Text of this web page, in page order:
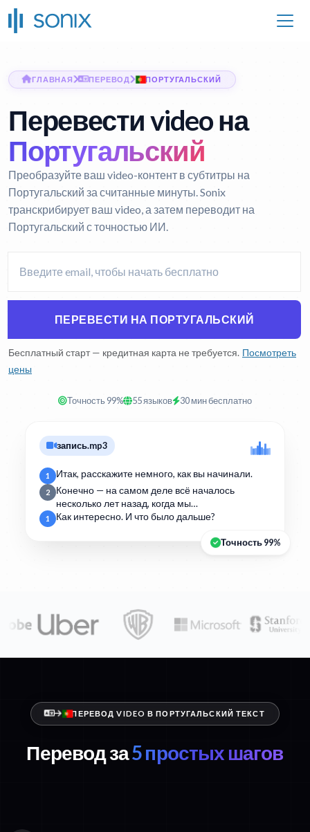
ГЛАВНАЯ ПЕРЕВОД ПОРТУГАЛЬСКИЙ
Перевести video на
Португальский
Преобразуйте ваш video-контент в субтитры на
Португальский за считанные минуты. Sonix
транскрибирует ваш video, а затем переводит на
Португальский с точностью ИИ.
ПЕРЕВЕСТИ НА ПОРТУГАЛЬСКИЙ
Бесплатный старт — кредитная карта не требуется. Посмотреть
цены
Точность 99% 55 языков 30 мин бесплатно
запись.mp3
1 Итак, расскажите немного, как вы начинали.
2
Конечно — на самом деле всё началось
несколько лет назад, когда мы…
1 Как интересно. И что было дальше?
Точность 99%
ПЕРЕВОД VIDEO В ПОРТУГАЛЬСКИЙ ТЕКСТ
Перевод за5 простых шагов